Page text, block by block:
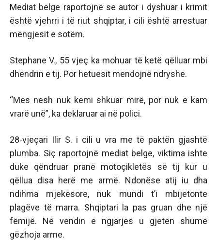
Mediat belge raportojnë se autor i dyshuar i krimit
është vjehrri i të riut shqiptar, i cili është arrestuar
mëngjesit e sotëm.
Stephane V., 55 vjeç ka mohuar të ketë qëlluar mbi
dhëndrin e tij. Por hetuesit mendojnë ndryshe.
“Mes nesh nuk kemi shkuar mirë, por nuk e kam
vrarë unë”, ka deklaruar ai në polici.
28-vjeçari Ilir S. i cili u vra me të paktën gjashtë
plumba. Siç raportojnë mediat belge, viktima ishte
duke qëndruar pranë motoçikletës së tij kur u
qëllua disa herë me armë. Ndonëse atij iu dha
ndihma mjekësore, nuk mundi t’i mbijetonte
plagëve të marra. Shqiptari la pas gruan dhe një
fëmijë. Në vendin e ngjarjes u gjetën shumë
gëzhoja arme.